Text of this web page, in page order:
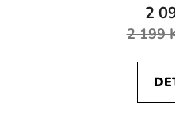
2
2 199